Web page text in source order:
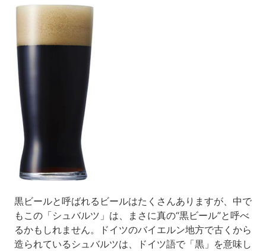
黒ビールと呼ばれるビールはたくさんありますが、中で
もこの「シュバルツ」は、まさに真の“黒ビール”と呼べ
るかもしれません。ドイツのバイエルン地方で古くから
造られているシュバルツは、ドイツ語で「黒」を意味し